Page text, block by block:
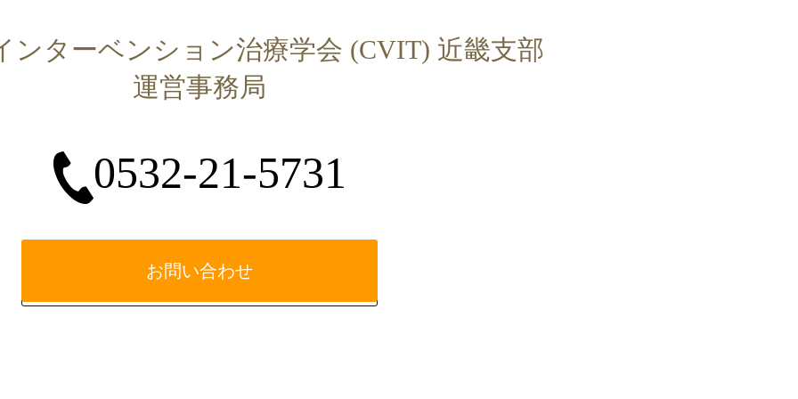
ンターベンション治療学会 (CVIT) 近畿支部
運営事務局
0532-21-5731
お問い合わせ